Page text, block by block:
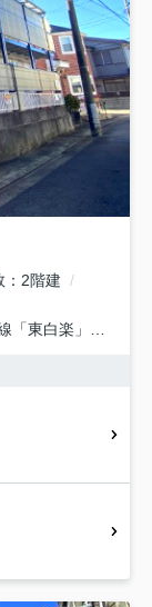
2階建
「東白楽 」駅 徒歩14分